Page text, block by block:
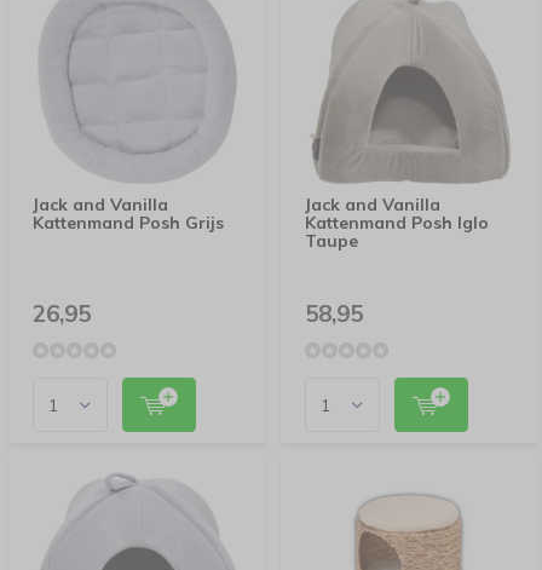
Jack and Vanilla
Kattenmand Posh Grijs
26,95
Jack and Vanilla
Kattenmand Posh Iglo
Taupe
58,95